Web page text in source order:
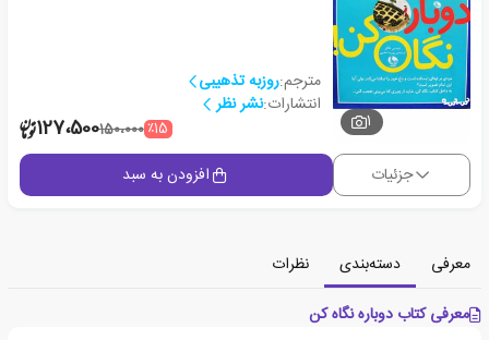
1
مترجم:روزبه تذهیبی
انتشارات:نشر نظر
٪15150،000127،500
جزئیات افزودن به سبد
معرفی دسته‌بندی
نظرات
معرفی کتاب دوباره نگاه کن